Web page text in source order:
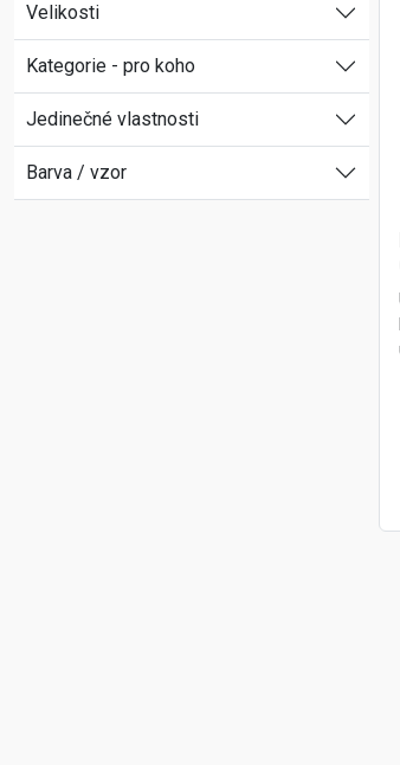
Velikosti
Kategorie - pro koho
Jedinečné vlastnosti
Barva / vzor